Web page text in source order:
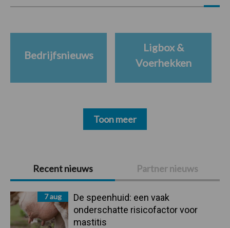
Primaire
Sidebar
Recent nieuws Partner nieuws
7 aug
De speenhuid: een vaak
onderschatte risicofactor voor
mastitis
Bedrijfsnieuws
Ligbox &
Voerhekken
Toon meer